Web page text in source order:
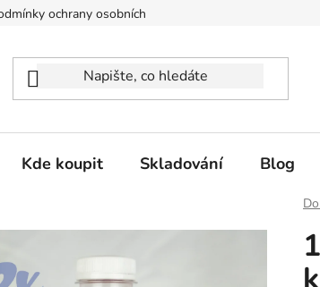
ochrany osobních údajů
Kde koupit Skladování Blog